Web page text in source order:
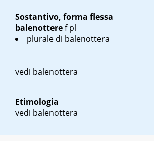
Sostantivo, forma flessa
balenotteref pl
plurale di balenottera
vedi balenottera
Etimologia
vedi balenottera